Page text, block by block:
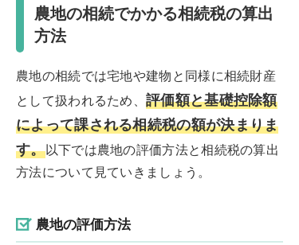
農地の相続でかかる相続税の算出
方法
農地の相続では宅地や建物と同様に相続財産
として扱われるため、 評価額と基礎控除額
によって課される相続税の額が決まりま
す。以下では農地の評価方法と相続税の算出
方法について見ていきましょう。
農地の評価方法